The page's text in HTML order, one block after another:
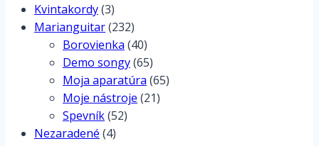
Kvintakordy(3)
Marianguitar(232)
Borovienka (40)
Demo songy(65)
Moja aparatúra (65)
Moje nástroje (21)
Spevník(52)
Nezaradené (4)